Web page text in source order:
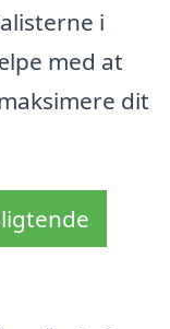
i
med at
dit